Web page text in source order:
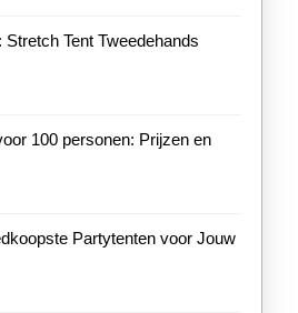
Stretch Tent Tweedehands
100 personen: Prijzen en
Partytenten voor Jouw